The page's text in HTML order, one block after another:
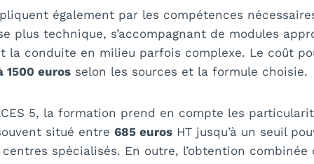
également par les compétences
plus technique, s’accompagnant de modules
la conduite en milieu parfois complexe. Le coût
1500 euros selon les sources et la formule choisie.
5, la formation prend en compte les
situé entre 685 euros HT jusqu’à un seuil
spécialisés. En outre, l’obtention combinée